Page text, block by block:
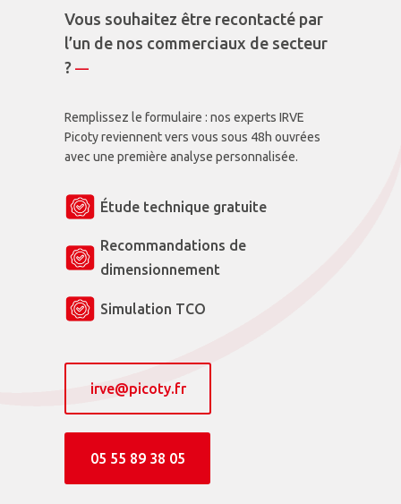
Vous souhaitez être recontacté par
l’un de nos commerciaux de secteur
?—
Remplissez le formulaire : nos experts IRVE
Picoty reviennent vers vous sous 48h ouvrées
avec une première analyse personnalisée.
Étude technique gratuite
Recommandations de
dimensionnement
Simulation TCO
irve@picoty.fr
05 55 89 38 05